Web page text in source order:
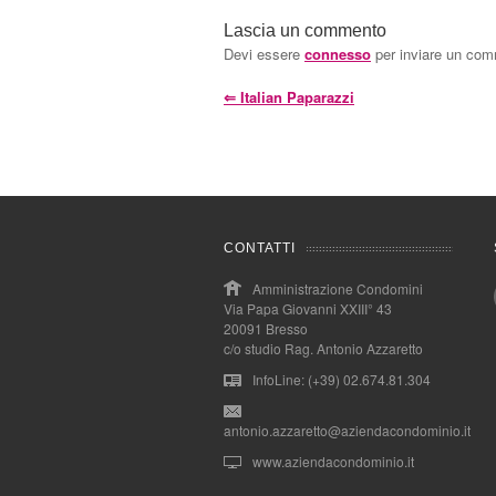
Lascia un commento
Devi essere connesso per inviare un
⇐ Italian Paparazzi
CONTATTI
Amministrazione Condomini
Via Papa Giovanni XXIII° 43
20091 Bresso
c/o studio Rag. Antonio Azzaretto
InfoLine: (+39) 02.674.81.304
antonio.azzaretto@aziendacondominio.it
www.aziendacondominio.it